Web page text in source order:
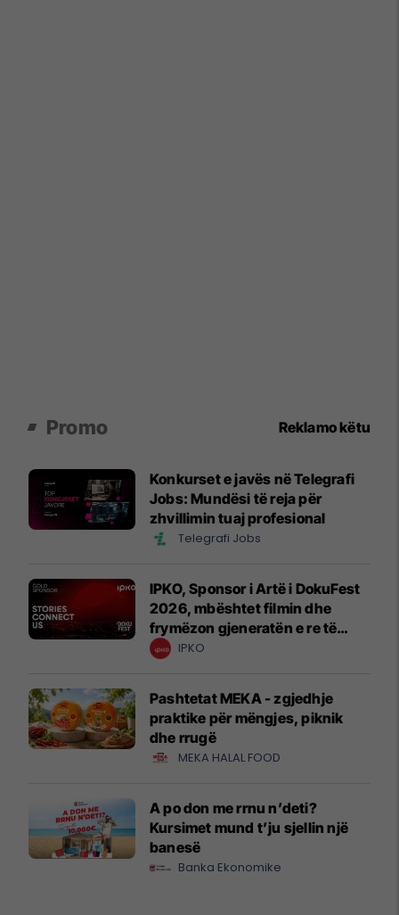
Promo Reklamo këtu
Konkurset e javës në Telegrafi
Jobs: Mundësi të reja për
zhvillimin tuaj profesional
Telegrafi Jobs
IPKO, Sponsor i Artë i DokuFest
2026, mbështet filmin dhe
frymëzon gjeneratën e re të
krijuesve
IPKO
Pashtetat MEKA - zgjedhje
praktike për mëngjes, piknik
dhe rrugë
MEKA HALAL FOOD
A po don me rrnu n’deti?
Kursimet mund t’ju sjellin një
banesë
Banka Ekonomike